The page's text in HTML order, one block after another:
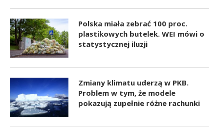
Polska miała zebrać 100 proc.
plastikowych butelek. WEI mówi o
statystycznej iluzji
Zmiany klimatu uderzą w PKB.
Problem w tym, że modele
pokazują zupełnie różne rachunki